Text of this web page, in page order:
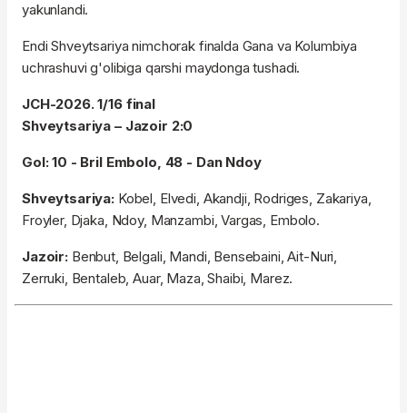
yakunlandi.
Endi Shveytsariya nimchorak finalda Gana va Kolumbiya
uchrashuvi g'olibiga qarshi maydonga tushadi.
JCH-2026. 1/16 final
Shveytsariya – Jazoir 2:0
Gol: 10 - Bril Embolo, 48 - Dan Ndoy
Shveytsariya: Kobel, Elvedi, Akandji, Rodriges, Zakariya,
Froyler, Djaka, Ndoy, Manzambi, Vargas, Embolo.
Jazoir: Benbut, Belgali, Mandi, Bensebaini, Ait-Nuri,
Zerruki, Bentaleb, Auar, Maza, Shaibi, Marez.